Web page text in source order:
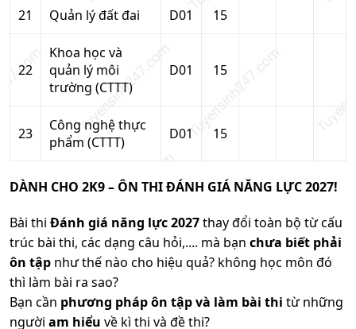
21 Quản lý đất đai D01 15
22
Khoa học và
quản lý môi
trường (CTTT)
D01 15
23
Công nghệ thực
phẩm (CTTT)
D01 15
DÀNH CHO 2K9 – ÔN THI ĐÁNH GIÁ NĂNG LỰC 2027!
Bài thi Đánh giá năng lực 2027thay đổi toàn bộ từ cấu
trúc bài thi, các dạng câu hỏi,.... mà bạn chưa biết phải
ôn tập như thế nào cho hiệu quả? không học môn đó
thì làm bài ra sao?
Bạn cần phương pháp ôn tập và làm bài thi từ những
người am hiểu về kì thi và đề thi?